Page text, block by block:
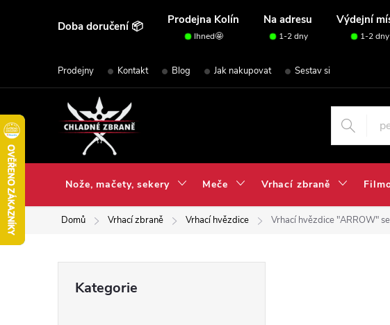
Doba doručení 📦 Prodejna Kolín Na adresu Výdejní
Ihned🤩 1-2 dny 1-2 dny
Prodejny Kontakt Blog Jak nakupovat Sestav si svou sadu✅
Nože, mačety, sekery Meče Vrhací zbraně
Domů Vrhací zbraně Vrhací hvězdice Vrhací hvězdice "ARROW"
kategorie
Kategorie